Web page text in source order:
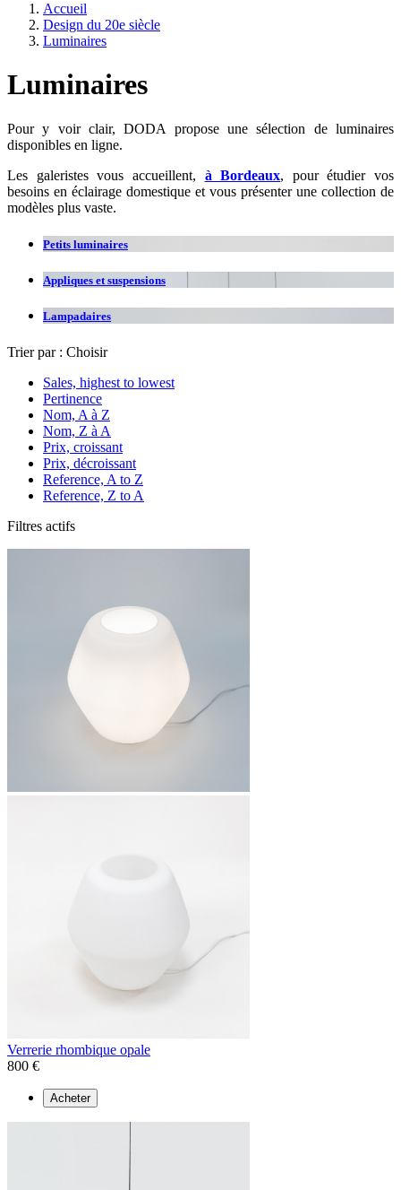
Accueil
Design du 20e siècle
Luminaires
Luminaires
Pour y voir clair, DODA propose une sélection de luminaires
disponibles en ligne.
Les galeristes vous accueillent, à Bordeaux, pour étudier vos
besoins en éclairage domestique et vous présenter une collection de
modèles plus vaste.
Petits luminaires
Appliques et suspensions
Lampadaires
Trier par : Choisir
Sales, highest to lowest
Pertinence
Nom, A à Z
Nom, Z à A
Prix, croissant
Prix, décroissant
Reference, A to Z
Reference, Z to A
Filtres actifs
Verrerie rhombique opale
800 €
Acheter